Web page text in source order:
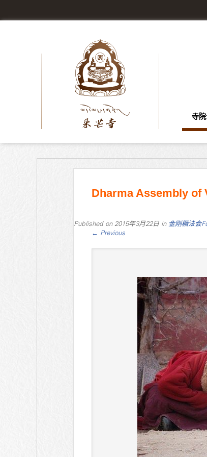
寺
Dharma Assembly of
Published on 2015年3月22日in 金刚橛法会
← Previous